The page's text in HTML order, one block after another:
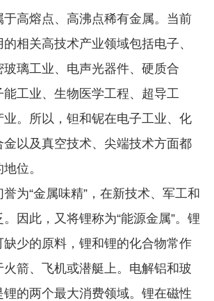
熔点、高沸点稀有金属。当前
相关高技术产业领域包括电子、
璃工业、电声光器件、硬质合
工业、生物医学工程、超导工
业。所以，钽和铌在电子工业、化
以及真空技术、尖端技术方面都
位。
“金属味精”，在新技术、军工和
因此，又将锂称为“能源金属”。锂
缺少的原料，锂和锂的化合物常作
火箭、飞机或潜艇上。电解铝和玻
的两个最大消费领域。锂在磁性